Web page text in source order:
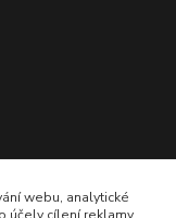
webu, analytické